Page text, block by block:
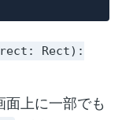
Rect):
上に一部でも